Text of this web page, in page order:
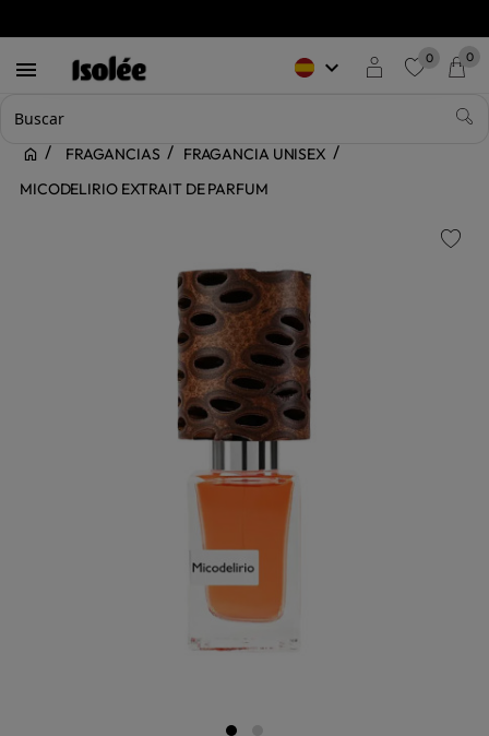
 keyboard_arrow_down 0 0
FRAGANCIAS
FRAGANCIA UNISEX
MICODELIRIO EXTRAIT DE PARFUM